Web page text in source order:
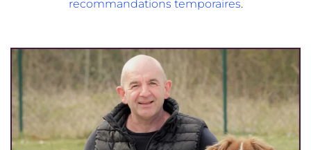
recommandations temporaires.